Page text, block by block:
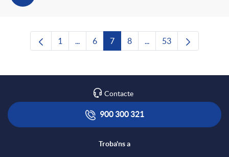
Pàgina
1 ...Pàgines intermèdies Utilitzeu TAB per
Pàgina
6 Pàgina
7 Pàgina
8 ...Pàgines intermèdies
Pàgina
53
Contacte
900 300 321
Troba'ns a